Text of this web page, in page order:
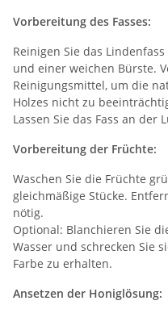
Vorbereitung des Fasses:
Reinigen Sie das
und einer weichen Bürste.
Reinigungsmittel, um die
Holzes nicht zu
Lassen Sie das Fass an der
Vorbereitung der Früchte:
Waschen Sie die Früchte
gleichmäßige Stücke.
nötig.
Optional: Blanchieren Sie
Wasser und schrecken Sie
Farbe zu erhalten.
Ansetzen der Honiglösung: